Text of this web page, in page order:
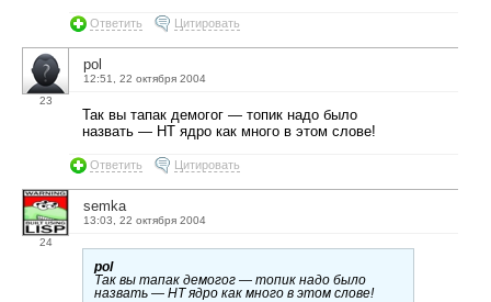
Ответить Цитировать
23
pol
12:51, 22 октября 2004
Так вы тапак демогог — топик надо было
назвать — НТ ядро как много в этом слове!
Ответить Цитировать
24
semka
13:03, 22 октября 2004
pol
Так вы тапак демогог — топик надо было
назвать — НТ ядро как много в этом слове!